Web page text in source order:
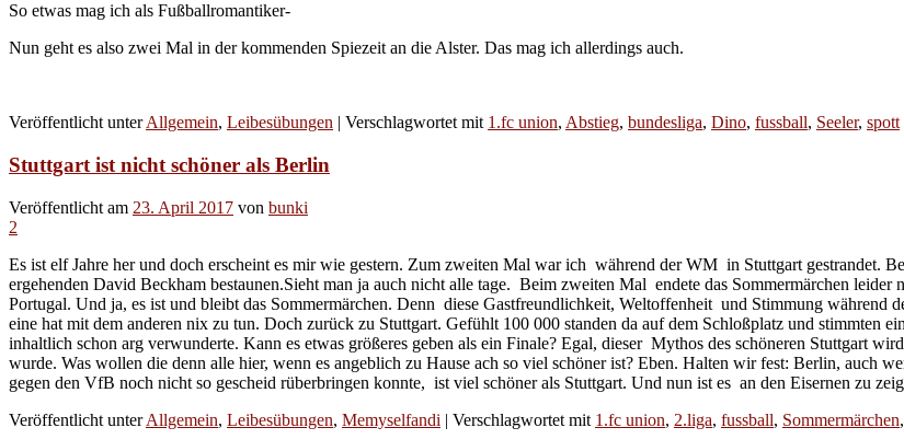
So etwas mag ich als Fußballromantiker-
Nun geht es also zwei Mal in der kommenden Spiezeit an die Alster. Das mag ich allerdings auch.
Veröffentlicht unter Allgemein, Leibesübungen | Verschlagwortet mit 1.fc union, Abstieg, bundesliga, Dino, fussball, Seeler, spott
Stuttgart ist nicht schöner als Berlin
Veröffentlicht am 23. April 2017 von bunki
2
Es ist elf Jahre her und doch erscheint es mir wie gestern. Zum zweiten Mal war ich während der WM in Stuttgart gestrandet.
ergehenden David Beckham bestaunen.Sieht man ja auch nicht alle tage. Beim zweiten Mal endete das Sommermärchen
Portugal. Und ja, es ist und bleibt das Sommermärchen. Denn diese Gastfreundlichkeit, Weltoffenheit und Stimmung während
eine hat mit dem anderen nix zu tun. Doch zurück zu Stuttgart. Gefühlt 100 000 standen da auf dem Schloßplatz und stimmten
inhaltlich schon arg verwunderte. Kann es etwas größeres geben als ein Finale? Egal, dieser Mythos des schöneren Stuttgart
wurde. Was wollen die denn alle hier, wenn es angeblich zu Hause ach so viel schöner ist? Eben. Halten wir fest: Berlin, auch
gegen den VfB noch nicht so gescheid rüberbringen konnte, ist viel schöner als Stuttgart. Und nun ist es an den Eisernen zu
Veröffentlicht unter Allgemein, Leibesübungen, Memyselfandi | Verschlagwortet mit 1.fc union, 2.liga, fussball, Sommermärchen,